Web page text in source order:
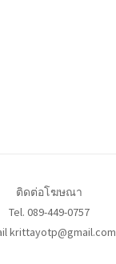
ติดต่อโฆษณา
Tel. 089-449-0757
krittayotp@gmail.com